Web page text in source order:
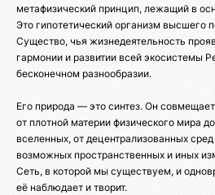
метафизический принцип, лежащий в
Это гипотетический организм высшего
Существо, чья жизнедеятельность
гармонии и развитии всей экосистемы
бесконечном разнообразии.
Его природа — это синтез. Он
от плотной материи физического мира
вселенных, от децентрализованных
возможных пространственных и иных
Сеть, в которой мы существуем, и
её наблюдает и творит.